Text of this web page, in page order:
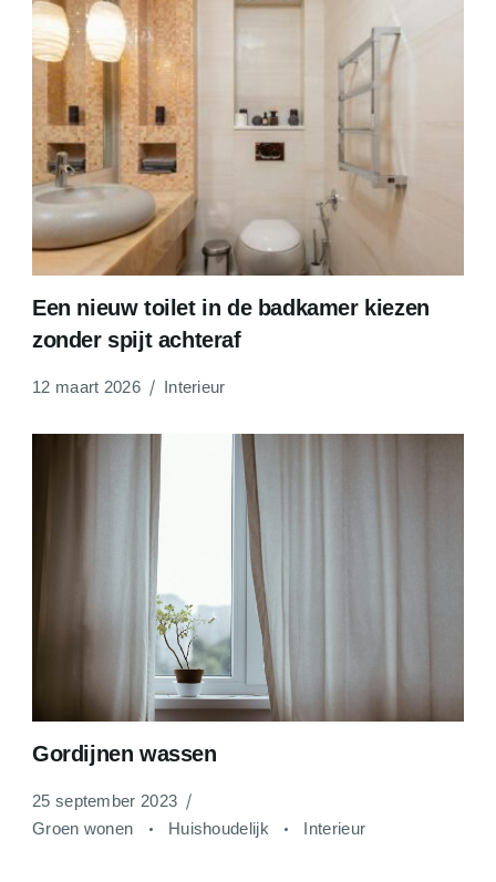
Een nieuw toilet in de badkamer kiezen
zonder spijt achteraf
12 maart 2026 Interieur
Gordijnen wassen
25 september 2023
Groen wonen
Huishoudelijk Interieur